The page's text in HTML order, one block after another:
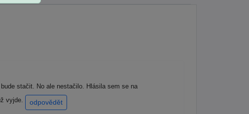
stačit. No ale nestačilo. Hlásila sem se na
vyjde.
odpovědět